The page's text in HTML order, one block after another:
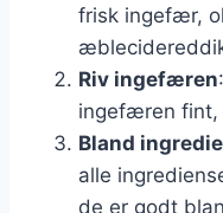
frisk ingefær,
Riv ingefæren
ingefæren fint,
Bland
alle
de er godt